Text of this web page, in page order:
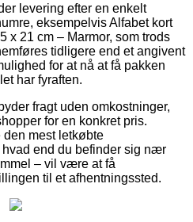
levering efter en enkelt
eksempelvis Alfabet kort
x 21 cm – Marmor, som trods
tidligere end et angivent
for at nå at få pakken
har fyraften.
fragt uden omkostninger,
for en konkret pris.
mest letkøbte
hvad end du befinder sig nær
– vil være at få
til et afhentningssted.